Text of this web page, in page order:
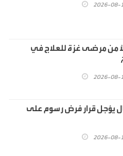
2026-08-
إجلاء 50 طفلًا من مرضى غزة للعلاج في
2026-08-
يؤجل قرار فرض رسوم على
2026-08-